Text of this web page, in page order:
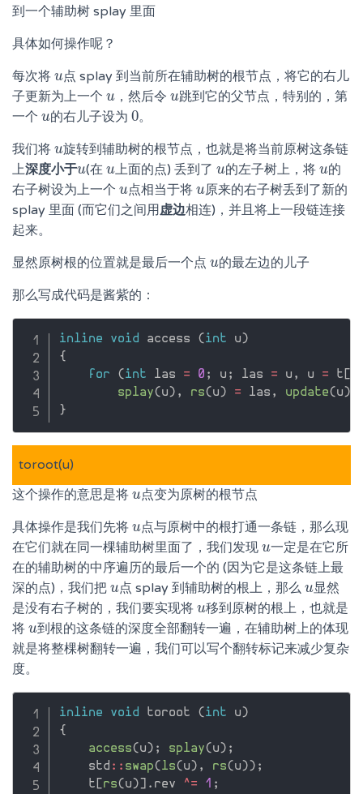
到一个辅助树 splay 里面
具体如何操作呢？
每次将 u
u 点 splay 到当前所在辅助树的根节点，将它的右儿
子更新为上一个 u
u ，然后令u
u跳到它的父节点，特别的，第
一个 u
u的右儿子设为0
0。
我们将 u
u旋转到辅助树的根节点，也就是将当前原树这条链
上深度小于u
u(在u
u上面的点) 丢到了u
u的左子树上，将u
u的
右子树设为上一个 u
u 点相当于将u
u原来的右子树丢到了新的
splay 里面 (而它们之间用虚边相连)，并且将上一段链连接
起来。
显然原树根的位置就是最后一个点 u
u的最左边的儿子
那么写成代码是酱紫的：
inline void access ( int u )
{
for
( int las = 0 ; u ; las = u , u = t
splay( u ) , rs( u ) = las , update( u )
}
toroot(u)
这个操作的意思是将 u
u 点变为原树的根节点
具体操作是我们先将 u
u 点与原树中的根打通一条链，那么现
在它们就在同一棵辅助树里面了，我们发现 u
u一定是在它所
在的辅助树的中序遍历的最后一个的 (因为它是这条链上最
深的点)，我们把 u
u 点 splay 到辅助树的根上，那么u
u显然
是没有右子树的，我们要实现将 u
u移到原树的根上，也就是
将 u
u到根的这条链的深度全部翻转一遍，在辅助树上的体现
就是将整棵树翻转一遍，我们可以写个翻转标记来减少复杂
度。
inline void toroot ( int u )
{
access( u ) ; splay( u ) ;
    std
:: swap( ls( u ) , rs( u ) ) ;
    t
rs( u ) . rev ^= 1 ;